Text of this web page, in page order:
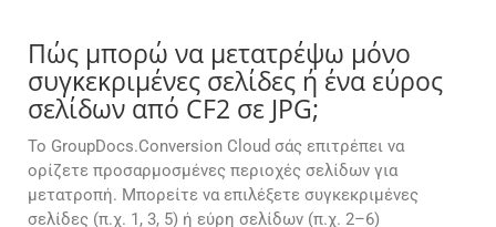
Πώς μπορώ να μετατρέψω μόνο
συγκεκριμένες σελίδες ή ένα εύρος
σελίδων από CF2 σε JPG;
Το GroupDocs.Conversion Cloud σάς επιτρέπει να
ορίζετε προσαρμοσμένες περιοχές σελίδων για
μετατροπή. Μπορείτε να επιλέξετε συγκεκριμένες
σελίδες (π.χ. 1, 3, 5) ή εύρη σελίδων (π.χ. 2–6)